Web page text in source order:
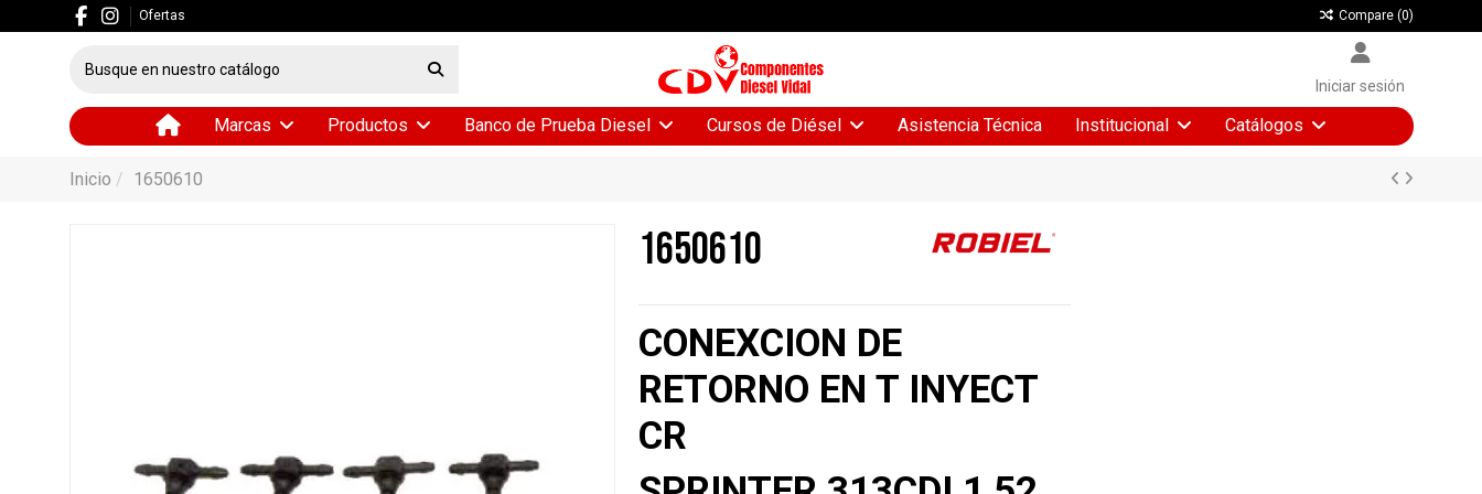
Ofertas Compare (0)
Iniciar sesión
Marcas Productos Banco de Prueba Diesel Cursos de Diésel Asistencia Técnica Institucional Catálogos
Inicio 1650610
1650610
CONEXCION DE
RETORNO EN T INYECT
CR